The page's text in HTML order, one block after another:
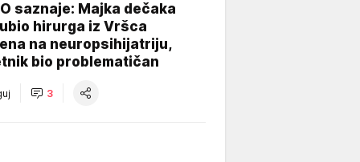
saznaje: Majka dečaka
hirurga iz Vršca
na neuropsihijatriju,
bio problematičan
3